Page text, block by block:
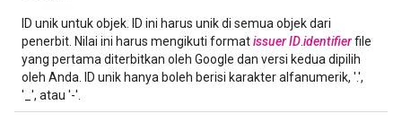
ID unik untuk objek. ID ini harus unik di semua objek dari
penerbit. Nilai ini harus mengikuti formatissuer IDidentifierfile
yang pertama diterbitkan oleh Google dan versi kedua dipilih
oleh Anda. ID unik hanya boleh berisi karakter alfanumerik, '.',
'_', atau '-'.